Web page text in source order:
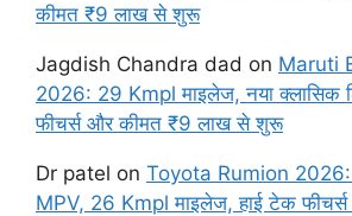
कीमत ₹9 लाख से शुरू
Jagdish Chandra dad on Maruti
2026: 29 Kmpl माइलेज, नया क्लासिक
फीचर्स और कीमत ₹9 लाख से शुरू
Dr patel on Toyota Rumion 2026:
MPV, 26 Kmpl माइलेज, हाई टेक